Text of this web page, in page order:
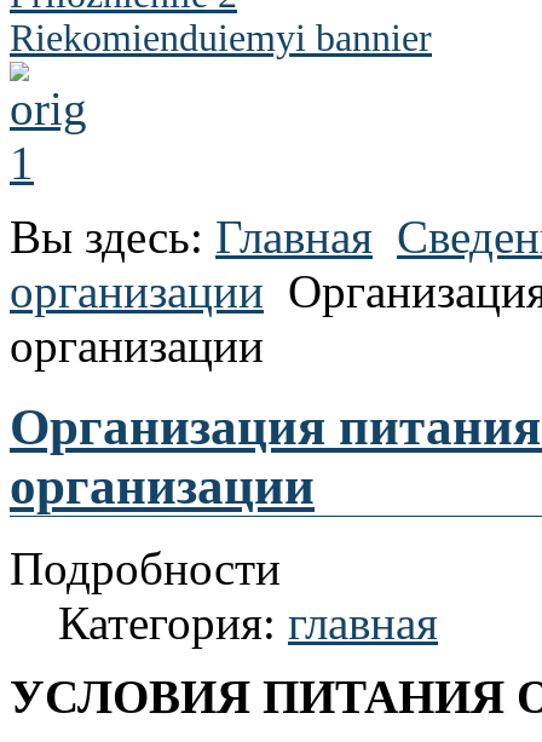
Вы здесь: Главная
организации
организации
Организация
организации
Подробности
Категория: главная
УСЛОВИЯ ПИТАНИЯ